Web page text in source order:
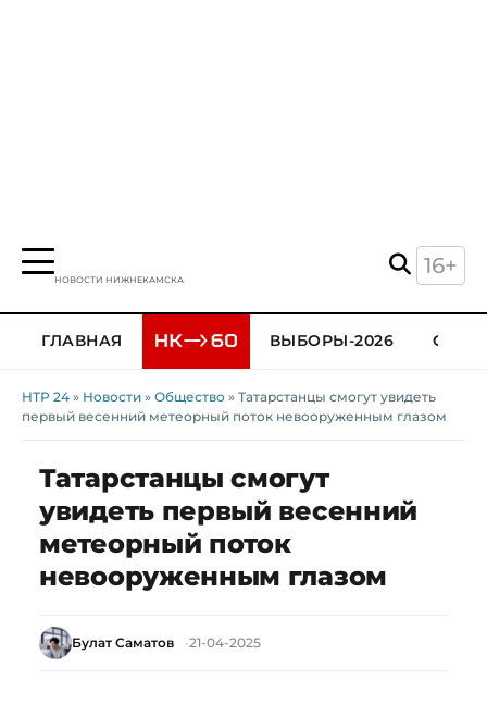
НОВОСТИ НИЖНЕКАМСКА
16+
ГЛАВНАЯ ВЫБОРЫ-2026
НТР 24 » Новости » Общество » Татарстанцы смогут увидеть
первый весенний метеорный поток невооруженным глазом
Татарстанцы смогут
увидеть первый весенний
метеорный поток
невооруженным глазом
Булат Саматов 21-04-2025